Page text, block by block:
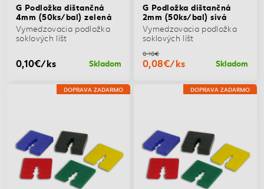
G Podložka dištančná
4mm (50ks/bal) zelená
Vymedzovacia podložka
soklových líšt
0,10€/ks Skladom
G Podložka dištančná
2mm (50ks/bal) sivá
Vymedzovacia podložka
soklových líšt
0,10€
0,08€/ks Skladom
DOPRAVA ZADARMO DOPRAVA ZADARMO